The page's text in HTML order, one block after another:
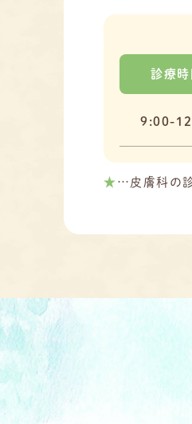
診療時
9:00-
★ …皮膚科の